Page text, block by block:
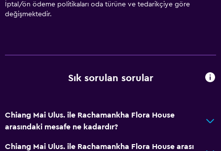
İptal/ön ödeme politikaları oda türüne ve tedarikçiye göre
değişmektedir.
Sık sorulan sorular
Chiang Mai Ulus. ile Rachamankha Flora House
arasındaki mesafe ne kadardır?
Chiang Mai Ulus. ile Rachamankha Flora House arası